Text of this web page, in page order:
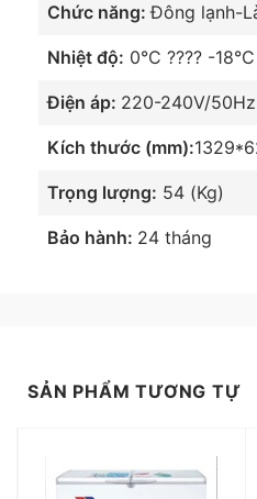
Chất liệu dàn
chất
Tủ đông Inverter Pinimax
làm lạnh thực phẩm
cao cấp ABSlàm giảm
nhiệt. Tủ đông dàn lạnh
Chức năng:Đông lạnh-
Nhiệt độ: 0°C ???? -18°C
Điện áp: 220-240V/50Hz
Kích thước (mm):
Trọng lượng: 54 (Kg)
Bảo hành: 24 tháng
SẢN PHẨM TƯƠNG TỰ